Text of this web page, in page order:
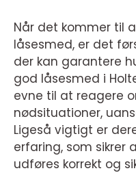
Når det kommer til
låsesmed, er det
der kan garantere
god låsesmed i
evne til at reagere
nødsituationer,
Ligeså vigtigt er
erfaring, som sikrer
udføres korrekt og